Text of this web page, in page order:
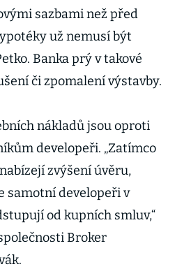
sazbami než před
už nemusí být
Banka prý v takové
či zpomalení výstavby.
nákladů jsou oproti
developeři. „Zatímco
zvýšení úvěru,
samotní developeři v
od kupních smluv,“
Broker